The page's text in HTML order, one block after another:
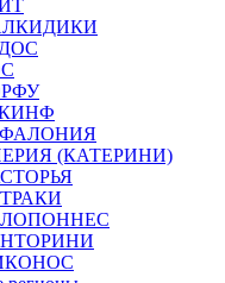
(КАТЕРИНИ)